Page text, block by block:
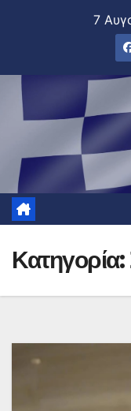
7
Κατηγορία: